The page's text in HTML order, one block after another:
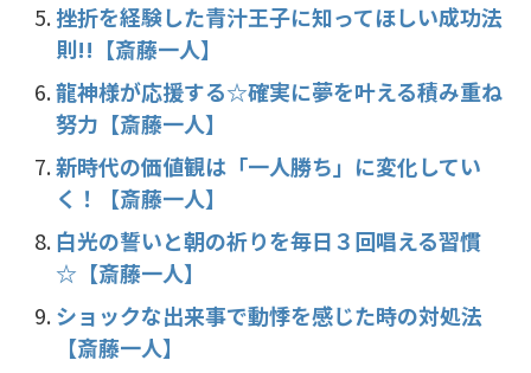
挫折を経験した青汁王子に知ってほしい成功法
則!!【斎藤一人】
龍神様が応援する☆確実に夢を叶える積み重ね
努力【斎藤一人】
新時代の価値観は「一人勝ち」に変化してい
く！【斎藤一人】
白光の誓いと朝の祈りを毎日３回唱える習慣
☆【斎藤一人】
ショックな出来事で動悸を感じた時の対処法
【斎藤一人】